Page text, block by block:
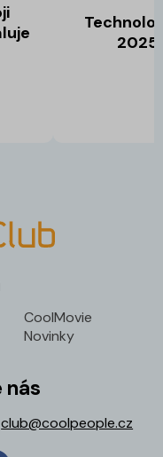
CoolMovie
Novinky
club@coolpeople.cz